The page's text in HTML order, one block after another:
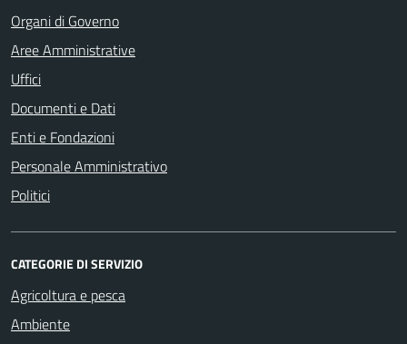
Organi di Governo
Aree Amministrative
Uffici
Documenti e Dati
Enti e Fondazioni
Personale Amministrativo
Politici
CATEGORIE DI SERVIZIO
Agricoltura e pesca
Ambiente